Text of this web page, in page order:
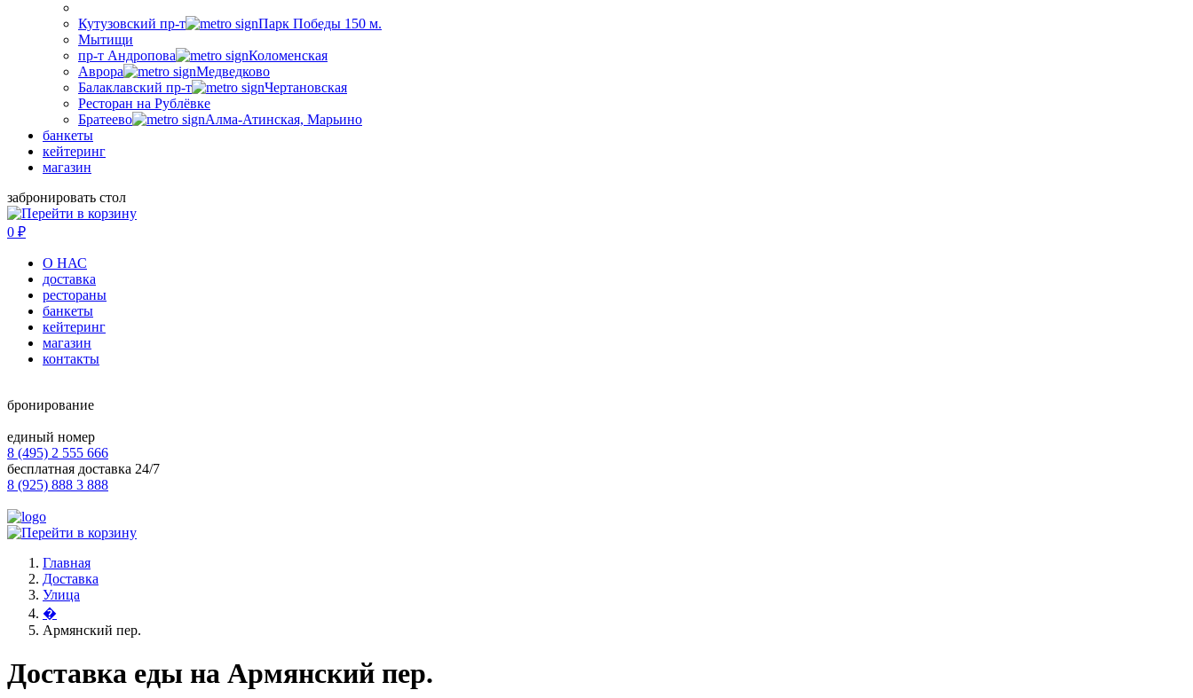
Кутузовский пр-т
Парк Победы 150 м.
Мытищи
пр-т Андропова
Коломенская
Аврора
Медведково
Балаклавский пр-т
Чертановская
Ресторан на Рублёвке
Братеево
Алма-Атинская, Марьино
банкеты
кейтеринг
магазин
забронировать стол
0 ₽
О НАС
доставка
рестораны
банкеты
кейтеринг
магазин
контакты
бронирование
единый номер
8 (495) 2 555 666
бесплатная доставка 24/7
8 (925) 888 3 888
Главная
Доставка
Улица
�
Армянский пер.
Доставка еды на Армянский пер.